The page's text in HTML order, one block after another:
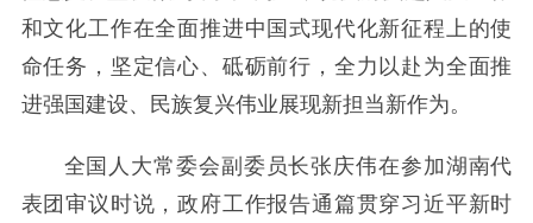
和文化工作在全面推进中国式现代化新征程上的使
命任务，坚定信心、砥砺前行，全力以赴为全面推
进强国建设、民族复兴伟业展现新担当新作为。
全国人大常委会副委员长张庆伟在参加湖南代
表团审议时说，政府工作报告通篇贯穿习近平新时